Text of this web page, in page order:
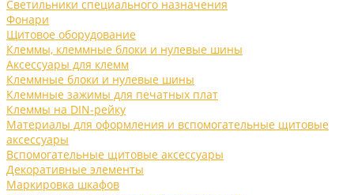
Светильники специального назначения
Фонари
Щитовое оборудование
Клеммы, клеммные блоки и нулевые шины
Аксессуары для клемм
Клеммные блоки и нулевые шины
Клеммные зажимы для печатных плат
Клеммы на DIN-рейку
Материалы для оформления и вспомогательные щитовые
аксессуары
Вспомогательные щитовые аксессуары
Декоративные элементы
Маркировка шкафов